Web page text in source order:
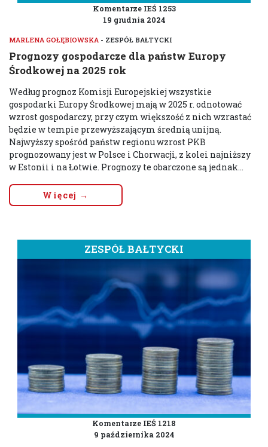
Komentarze IEŚ 1253
19 grudnia 2024
MARLENA GOŁĘBIOWSKA - ZESPÓŁ BAŁTYCKI
Prognozy gospodarcze dla państw Europy
Środkowej na 2025 rok
Według prognoz Komisji Europejskiej wszystkie
gospodarki Europy Środkowej mają w 2025 r. odnotować
wzrost gospodarczy, przy czym większość z nich wzrastać
będzie w tempie przewyższającym średnią unijną.
Najwyższy spośród państw regionu wzrost PKB
prognozowany jest w Polsce i Chorwacji, z kolei najniższy
w Estonii i na Łotwie. Prognozy te obarczone są jednak...
Więcej →
ZESPÓŁ BAŁTYCKI
Komentarze IEŚ 1218
9 października 2024